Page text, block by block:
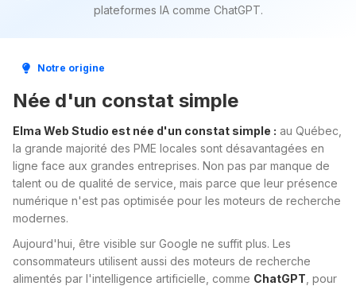
plateformes IA comme ChatGPT.
Notre origine
Née d'un constat simple
Elma Web Studio est née d'un constat simple : au Québec,
la grande majorité des PME locales sont désavantagées en
ligne face aux grandes entreprises. Non pas par manque de
talent ou de qualité de service, mais parce que leur présence
numérique n'est pas optimisée pour les moteurs de recherche
modernes.
Aujourd'hui, être visible sur Google ne suffit plus. Les
consommateurs utilisent aussi des moteurs de recherche
alimentés par l'intelligence artificielle, comme ChatGPT , pour